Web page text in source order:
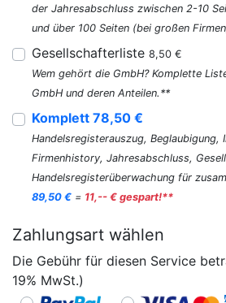
der Jahresabschluss zwischen 2-10
und über 100 Seiten (bei großen
Gesellschafterliste 8,50 €
Wem gehört die GmbH? Komplette
GmbH und deren Anteilen.**
Komplett 78,50 €
Handelsregisterauszug, Beglaubigung,
Firmenhistory, Jahresabschluss,
Handelsregisterüberwachung für
89,50 € = 11,-- € gespart!**
Zahlungsart wählen
Die Gebühr für diesen Service
19% MwSt.)